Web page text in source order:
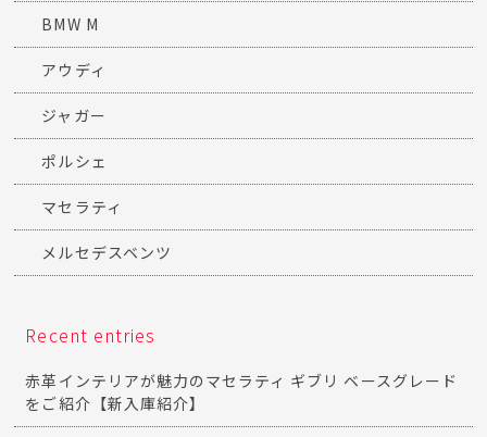
BMW M
アウディ
ジャガー
ポルシェ
マセラティ
メルセデスベンツ
Recent entries
赤革インテリアが魅力のマセラティ ギブリ ベースグレード
をご紹介【新入庫紹介】